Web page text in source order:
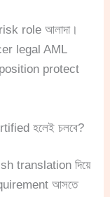
role আলাদা।
legal AML
protect
হলেই চলবে?
translation দিয়ে
আসতে